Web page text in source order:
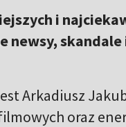
i
newsy,
Arkadiusz
oraz